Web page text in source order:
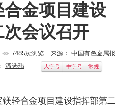
金项目建设
会议召开
7485次浏览 来源： 中国有色金属报
潘选玮 大字号 中字号 常规
镁轻合金项目建设指挥部第二